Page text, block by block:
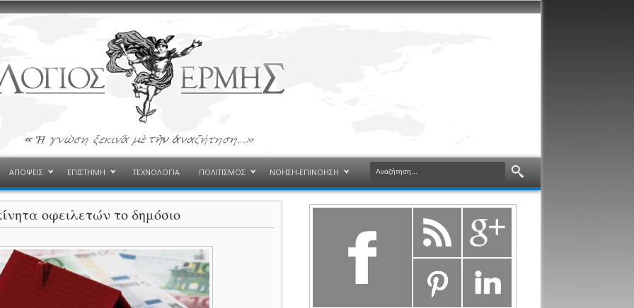
ΑΠΟΨΕΙΣ ΕΠΙΣΤΗΜΗ ΤΕΧΝΟΛΟΓΙΑ ΠΟΛΙΤΙΣΜΟΣ ΝΟΗΣΗ-ΕΠΙΝΟΗΣΗ
οφειλετών το δημόσιο